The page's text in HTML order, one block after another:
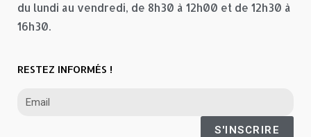
du lundi au vendredi, de 8h30 à 12h00 et de 12h30 à
16h30.
RESTEZ INFORMÉS !
S'INSCRIRE